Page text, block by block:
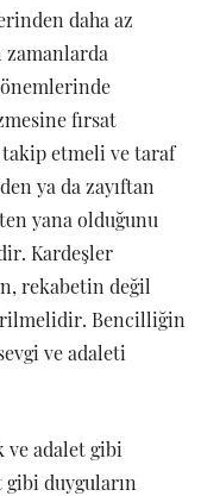
daha az
fırsat
takip etmeli ve taraf
ya da zayıftan
yana olduğunu
Kardeşler
rekabetin değil
Bencilliğin
ve adaleti
ve adalet gibi
duyguların